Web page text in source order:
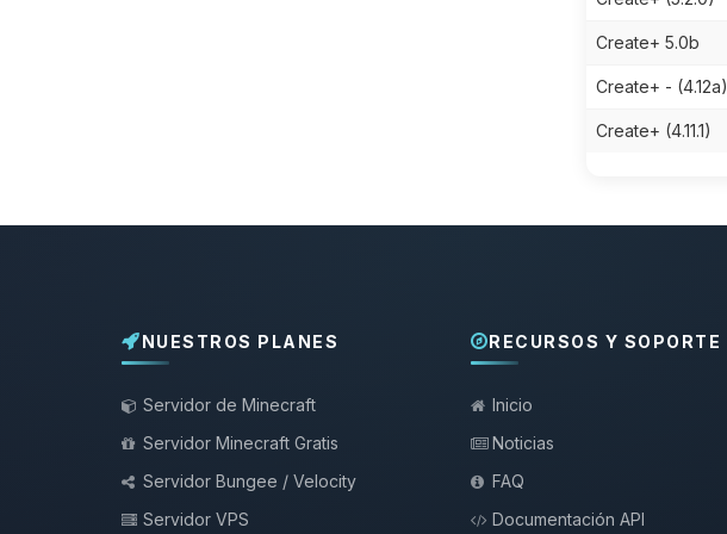
Create+ 5.0b
Create+ - (4.12a)
Create+ (4.11.1)
NUESTROS PLANES
Servidor de Minecraft
Servidor Minecraft Gratis
Servidor Bungee / Velocity
Servidor VPS
RECURSOS Y SOPORTE
Inicio
Noticias
FAQ
Documentación API